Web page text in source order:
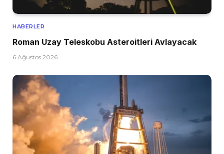
HABERLER
Roman Uzay Teleskobu Asteroitleri Avlayacak
6 Ağustos 2026